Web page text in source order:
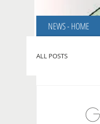
NEWS - HOME
ALL POSTS